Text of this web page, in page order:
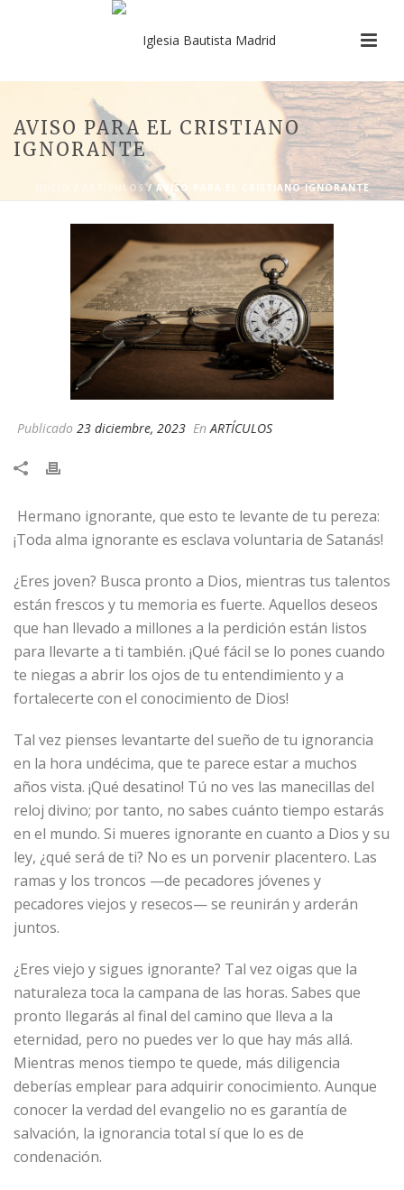
AVISO PARA EL CRISTIANO
IGNORANTE
/ ARTÍCULOS/ AVISO PARA EL CRISTIANO IGNORANTE
Publicado 23 diciembre, 2023 En ARTÍCULOS
Hermano ignorante, que esto te levante de tu pereza:
¡Toda alma ignorante es esclava voluntaria de Satanás!
¿Eres joven? Busca pronto a Dios, mientras tus talentos
están frescos y tu memoria es fuerte. Aquellos deseos
que han llevado a millones a la perdición están listos
para llevarte a ti también. ¡Qué fácil se lo pones cuando
te niegas a abrir los ojos de tu entendimiento y a
fortalecerte con el conocimiento de Dios!
Tal vez pienses levantarte del sueño de tu ignorancia
en la hora undécima, que te parece estar a muchos
años vista. ¡Qué desatino! Tú no ves las manecillas del
reloj divino; por tanto, no sabes cuánto tiempo estarás
en el mundo. Si mueres ignorante en cuanto a Dios y su
ley, ¿qué será de ti? No es un porvenir placentero. Las
ramas y los troncos —de pecadores jóvenes y
pecadores viejos y resecos— se reunirán y arderán
juntos.
¿Eres viejo y sigues ignorante? Tal vez oigas que la
naturaleza toca la campana de las horas. Sabes que
pronto llegarás al final del camino que lleva a la
eternidad, pero no puedes ver lo que hay más allá.
Mientras menos tiempo te quede, más diligencia
deberías emplear para adquirir conocimiento. Aunque
conocer la verdad del evangelio no es garantía de
salvación, la ignorancia total sí que lo es de
condenación.